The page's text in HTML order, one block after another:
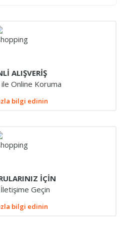
ALIŞVERİŞ
Online Koruma
bilgi edinin
İÇİN
Geçin
bilgi edinin